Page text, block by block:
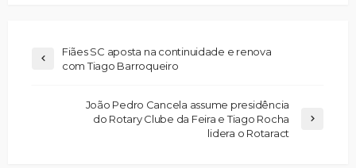
Fiães SC aposta na continuidade e renova
com Tiago Barroqueiro
João Pedro Cancela assume presidência
do Rotary Clube da Feira e Tiago Rocha
lidera o Rotaract